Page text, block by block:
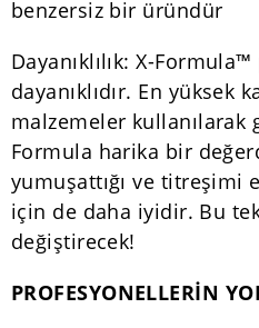
benzersiz bir üründür
Dayanıklılık: X-
dayanıklıdır. En yüksek
malzemeler
Formula harika bir
yumuşattığı ve titreşimi
için de daha iyidir. Bu
değiştirecek!
PROFESYONELLERİN